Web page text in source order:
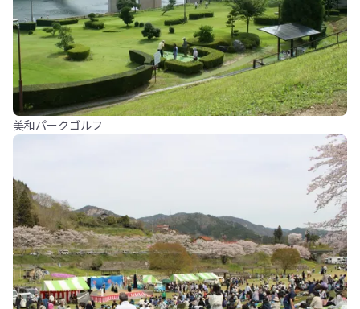
美和パークゴルフ